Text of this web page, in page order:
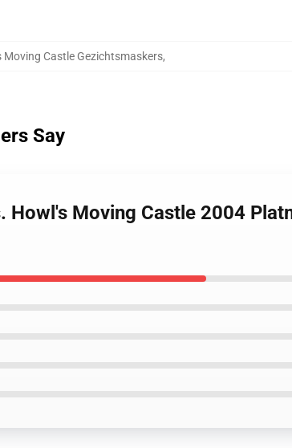
Moving Castle Gezichtsmaskers,
Say
Moving Castle 2004